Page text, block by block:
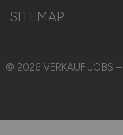
SITEMAP
© 2026 VERKAUF.JOBS